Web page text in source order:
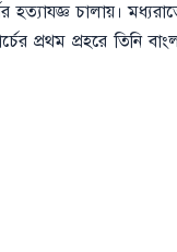
হত্যাযজ্ঞ চালায়।
প্রথম প্রহরে তিনি